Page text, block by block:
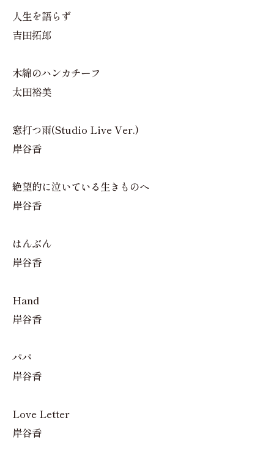
人生を語らず
吉田拓郎
木綿のハンカチーフ
太田裕美
窓打つ雨(Studio Live Ver.)
岸谷香
絶望的に泣いている生きものへ
岸谷香
はんぶん
岸谷香
Hand
岸谷香
パパ
岸谷香
Love Letter
岸谷香